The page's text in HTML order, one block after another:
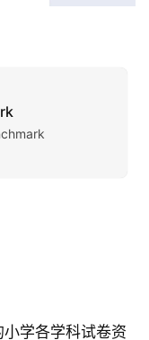
学各学科试卷资